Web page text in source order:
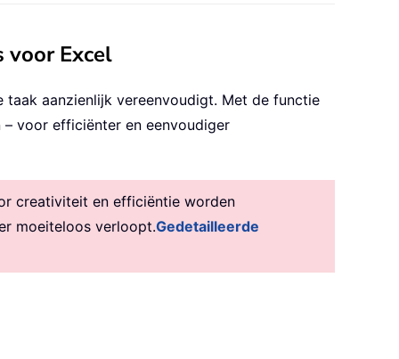
voor Excel
aanzienlijk vereenvoudigt. Met de functie
– voor efficiënter en eenvoudiger
creativiteit en efficiëntie worden
moeiteloos verloopt.Gedetailleerde